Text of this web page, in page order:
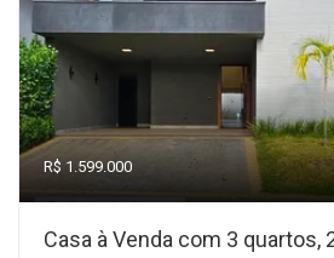
R$ 1.599.000
Casa à Venda com 3 quartos,